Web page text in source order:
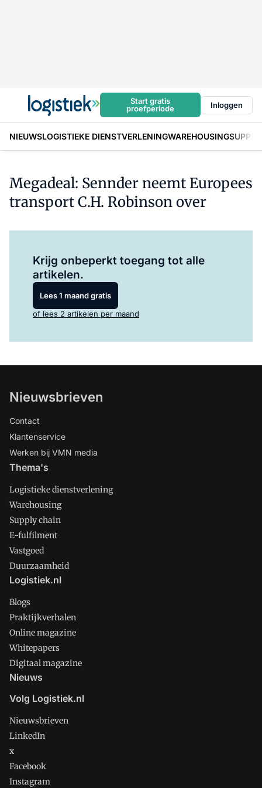
Start gratis
proefperiode
Inloggen
NIEUWSLOGISTIEKE DIENSTVERLENINGWAREHOUSING
Megadeal: Sennder neemt Europees
transport C.H. Robinson over
Krijg onbeperkt toegang tot alle
artikelen.
Lees 1 maand gratis
of lees 2 artikelen per maand
Nieuwsbrieven
Contact
Klantenservice
Werken bij VMN media
Thema's
Logistieke dienstverlening
Warehousing
Supply chain
E-fulfilment
Vastgoed
Duurzaamheid
Logistiek.nl
Blogs
Praktijkverhalen
Online magazine
Whitepapers
Digitaal magazine
Nieuws
Volg Logistiek.nl
Nieuwsbrieven
LinkedIn
x
Facebook
Instagram